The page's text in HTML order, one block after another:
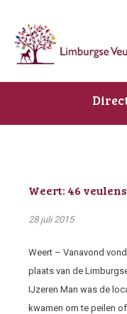
Weert: 46
28 juli 2015
Weert – Vanavond
plaats van de
IJzeren Man was de
kwamen om te peilen